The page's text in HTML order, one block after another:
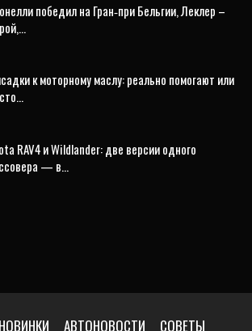
победил на Гран‑при Бельгии, Леклер –
к моторному маслу: реально помогают или
RAV4 и Wildlander: две версии одного
— в…
НОВИНКИ АВТОНОВОСТИ СОВЕТЫ